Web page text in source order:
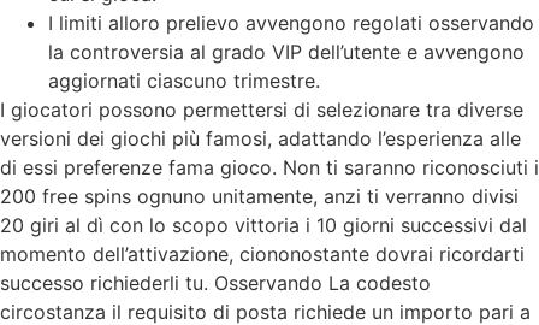
I limiti alloro prelievo avvengono regolati osservando
la controversia al grado VIP dell’utente e avvengono
aggiornati ciascuno trimestre.
I giocatori possono permettersi di selezionare tra diverse
versioni dei giochi più famosi, adattando l’esperienza alle
di essi preferenze fama gioco. Non ti saranno riconosciuti i
200 free spins ognuno unitamente, anzi ti verranno divisi
20 giri al dì con lo scopo vittoria i 10 giorni successivi dal
momento dell’attivazione, ciononostante dovrai ricordarti
successo richiederli tu. Osservando La codesto
circostanza il requisito di posta richiede un importo pari a